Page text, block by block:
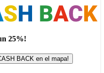
25%!
BACK en el mapa!